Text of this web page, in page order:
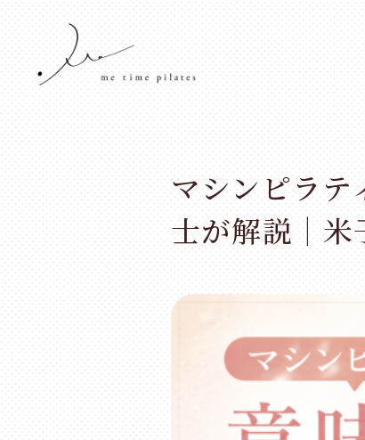
マシンピラ
士が解説｜